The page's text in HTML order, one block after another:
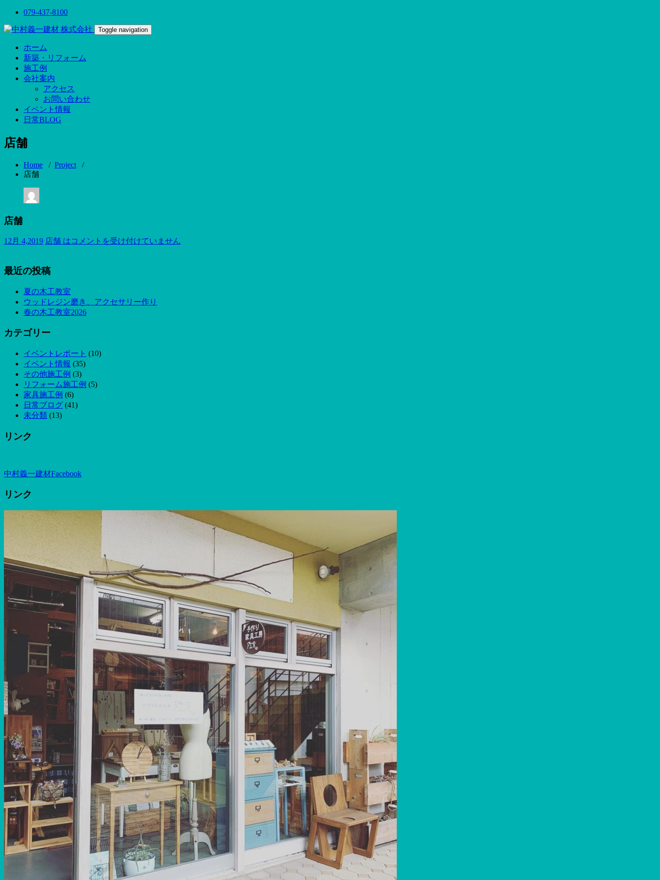
079-437-8100
Toggle navigation
ホーム
新築・リフォーム
施工例
会社案内
アクセス
お問い合わせ
イベント情報
日常BLOG
店舗
Home / Project /
店舗
店舗
12月 4,2019 店舗 はコメントを受け付けていません
最近の投稿
夏の木工教室
ウッドレジン磨き、アクセサリー作り
春の木工教室2026
カテゴリー
イベントレポート (10)
イベント情報 (35)
その他施工例 (3)
リフォーム施工例 (5)
家具施工例 (6)
日常ブログ (41)
未分類 (13)
リンク
中村義一建材Facebook
リンク